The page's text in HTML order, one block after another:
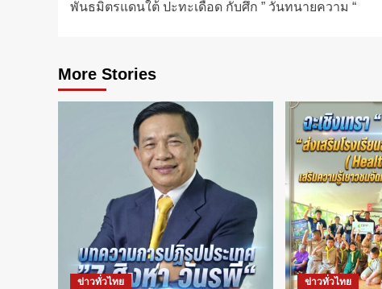
พันธมิตรแดนใต้ ปะทะเดือด กับศึก ” วันทนายความ “
More Stories
ข่าวทั่วไทย ข่าวทั่วไทย